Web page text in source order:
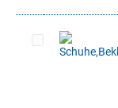
Artikel